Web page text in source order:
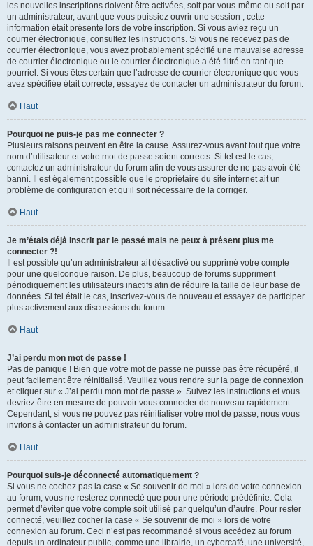
les nouvelles inscriptions doivent être activées, soit par vous-même ou soit par
un administrateur, avant que vous puissiez ouvrir une session ; cette
information était présente lors de votre inscription. Si vous aviez reçu un
courrier électronique, consultez les instructions. Si vous ne recevez pas de
courrier électronique, vous avez probablement spécifié une mauvaise adresse
de courrier électronique ou le courrier électronique a été filtré en tant que
pourriel. Si vous êtes certain que l’adresse de courrier électronique que vous
avez spécifiée était correcte, essayez de contacter un administrateur du forum.
Haut
Pourquoi ne puis-je pas me connecter ?
Plusieurs raisons peuvent en être la cause. Assurez-vous avant tout que votre
nom d’utilisateur et votre mot de passe soient corrects. Si tel est le cas,
contactez un administrateur du forum afin de vous assurer de ne pas avoir été
banni. Il est également possible que le propriétaire du site internet ait un
problème de configuration et qu’il soit nécessaire de la corriger.
Haut
Je m’étais déjà inscrit par le passé mais ne peux à présent plus me
connecter ?!
Il est possible qu’un administrateur ait désactivé ou supprimé votre compte
pour une quelconque raison. De plus, beaucoup de forums suppriment
périodiquement les utilisateurs inactifs afin de réduire la taille de leur base de
données. Si tel était le cas, inscrivez-vous de nouveau et essayez de participer
plus activement aux discussions du forum.
Haut
J’ai perdu mon mot de passe !
Pas de panique ! Bien que votre mot de passe ne puisse pas être récupéré, il
peut facilement être réinitialisé. Veuillez vous rendre sur la page de connexion
et cliquer sur « J’ai perdu mon mot de passe ». Suivez les instructions et vous
devriez être en mesure de pouvoir vous connecter de nouveau rapidement.
Cependant, si vous ne pouvez pas réinitialiser votre mot de passe, nous vous
invitons à contacter un administrateur du forum.
Haut
Pourquoi suis-je déconnecté automatiquement ?
Si vous ne cochez pas la case « Se souvenir de moi » lors de votre connexion
au forum, vous ne resterez connecté que pour une période prédéfinie. Cela
permet d’éviter que votre compte soit utilisé par quelqu’un d’autre. Pour rester
connecté, veuillez cocher la case « Se souvenir de moi » lors de votre
connexion au forum. Ceci n’est pas recommandé si vous accédez au forum
depuis un ordinateur public, comme une librairie, un cybercafé, une université,